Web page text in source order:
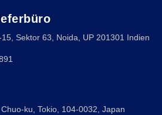
Sektor 63, Noida, UP 201301 Indien
ku, Tokio, 104-0032, Japan